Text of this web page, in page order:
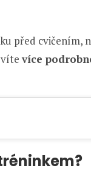
před
více